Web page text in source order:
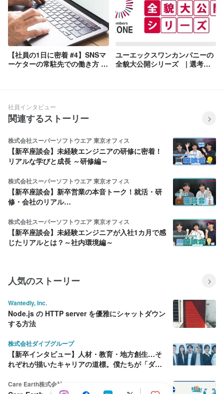
【社員の1日に密着 #4】SNSマ
ーケターの常駐先での働き方 ～
ユーエックスワンカンパニーの
全貌大公開シリーズ | 選考フ
社員インタビュー
関連するストーリー
株式会社スーパーソフトウエア 東京オフィス
【新卒座談会】未経験エンジニアの研修に密着！
リアルな学びと成長 ～研修編～
株式会社スーパーソフトウエア 東京オフィス
【新卒座談会】新卒営業の本音トーク！就活・研
修・会社のリアル…
株式会社スーパーソフトウエア 東京オフィス
【新卒座談会】未経験エンジニアが入社1カ月で感
じたリアルとは？～社内環境編～
人気のストーリー
Wantedly, Inc.
Node.js の HTTP server を優雅にシャットダウン
する方法
株式会社ダイブグループ
【新卒インタビュー】人材・教育・地方創生…そ
れぞれが描いたキャリアの道標。僕たちが「ダイ
Care Earth株式会社